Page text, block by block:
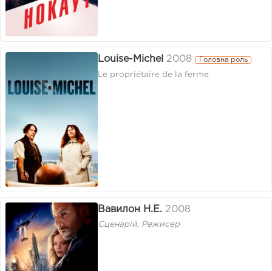
Louise-Michel 2008 Головна роль
Le propriétaire de la ferme
Вавилон Н.Е. 2008
Сценарій, Режисер